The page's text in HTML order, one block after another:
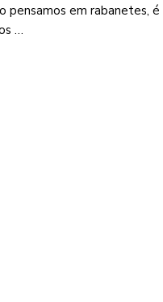
pensamos em rabanetes, é
…